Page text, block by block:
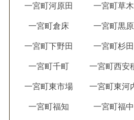
一宮町河原田 一宮町草木
一宮町倉床 一宮町黒原
一宮町下野田 一宮町杉田
一宮町千町 一宮町西安
一宮町東市場 一宮町東河
一宮町福知 一宮町福中